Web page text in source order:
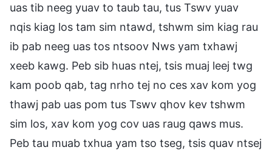
uas tib neeg yuav to taub tau, tus Tswv yuav
nqis kiag los tam sim ntawd, tshwm sim kiag rau
ib pab neeg uas tos ntsoov Nws yam txhawj
xeeb kawg. Peb sib huas ntej, tsis muaj leej twg
kam poob qab, tag nrho tej no ces xav kom yog
thawj pab uas pom tus Tswv qhov kev tshwm
sim los, xav kom yog cov uas raug qaws mus.
Peb tau muab txhua yam tso tseg, tsis quav ntsej